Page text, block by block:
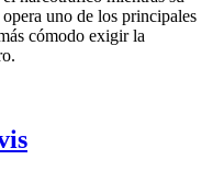
uno de los principales
cómodo exigir la